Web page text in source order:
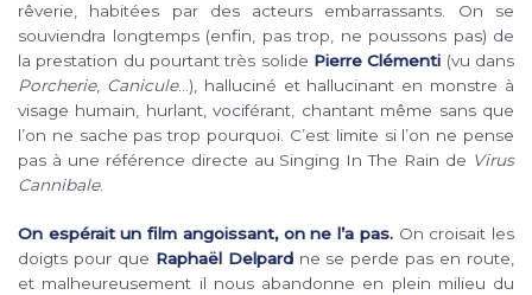
rêverie, habitées par des acteurs embarrassants. On se
souviendra longtemps (enfin, pas trop, ne poussons pas) de
la prestation du pourtant très solide Pierre Clémenti (vu dans
Porcherie, Canicule…), halluciné et hallucinant en monstre à
visage humain, hurlant, vociférant, chantant même sans que
l’on ne sache pas trop pourquoi. C’est limite si l’on ne pense
pas à une référence directe au Singing In The Rain de Virus
Cannibale.
On espérait un film angoissant, on ne l’a pas.On croisait les
doigts pour que Raphaël Delpardne se perde pas en route,
et malheureusement il nous abandonne en plein milieu du